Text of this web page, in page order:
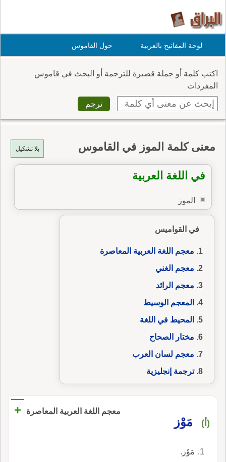
لوحة المفاتيح بالعربية حول القاموس
اكتب كلمة أو جملة قصيرة للترجمة أو البحث في قاموس
المفردات
بلا تشكيل معنى كلمة الموز في القاموس
في اللغة العربية
الموز
في القواميس
معجم اللغة العربية المعاصرة
معجم الغني
معجم الرائد
المعجم الوسيط
المحيط في اللغة
مختار الصحاح
معجم لسان العرب
ترجمة إنجليزية
معجم اللغة العربية المعاصرة +
(أ) مَوْز
مَوْز.